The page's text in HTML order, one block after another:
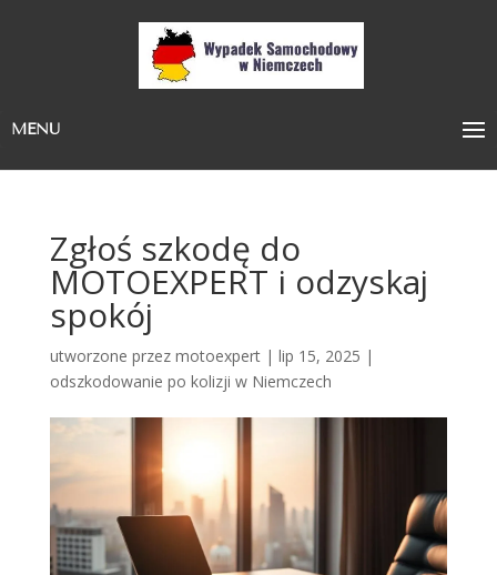
MENU
Zgłoś szkodę do
MOTOEXPERT i odzyskaj
spokój
utworzone przez motoexpert| lip 15, 2025 |
odszkodowanie po kolizji w Niemczech